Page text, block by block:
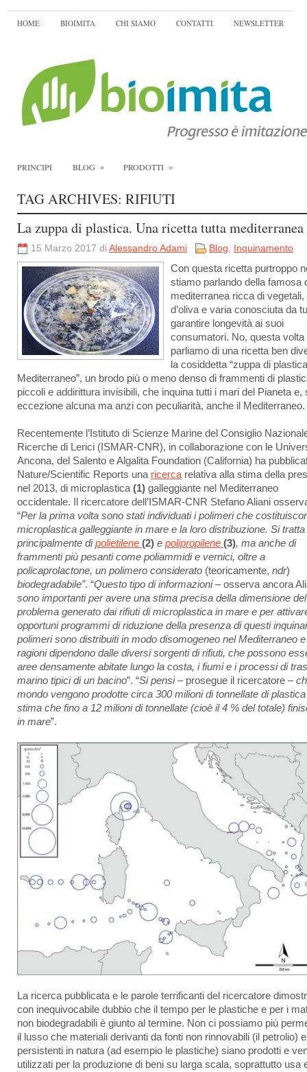
HOME BIOIMITA CHI SIAMO CONTATTI NEWSLETTER
PRINCIPI BLOG » PRODOTTI »
TAG ARCHIVES: RIFIUTI
La zuppa di plastica. Una ricetta tutta mediterranea
15 Marzo 2017 di Alessandro Adami Blog, Inquinamento
Con questa ricetta purtroppo
stiamo parlando della famosa
mediterranea ricca di vegetali,
d’oliva e varia conosciuta da
garantire longevità ai suoi
consumatori. No, questa volta
parliamo di una ricetta ben
la cosiddetta “zuppa di
Mediterraneo”, un brodo più o meno denso di frammenti di
piccoli e addirittura invisibili, che inquina tutti i mari del Pianeta e,
eccezione alcuna ma anzi con peculiarità, anche il Mediterraneo.
Recentemente l’Istituto di Scienze Marine del Consiglio
Ricerche di Lerici (ISMAR-CNR), in collaborazione con le
Ancona, del Salento e Algalita Foundation (California) ha
Nature/Scientific Reports una ricerca relativa alla stima della
nel 2013, di microplastica (1) galleggiante nel Mediterraneo
occidentale. Il ricercatore dell’ISMAR-CNR Stefano Aliani
“Per la prima volta sono stati individuati i polimeri che
microplastica galleggiante in mare e la loro distribuzione. Si tratta
principalmente dipolietilene (2) e polipropilene (3), ma anche di
frammenti più pesanti come poliammidi e vernici, oltre a
policaprolactone, un polimero considerato (teoricamente, ndr)
biodegradabile”. “Questo tipo di informazioni– osserva ancora
sono importanti per avere una stima precisa della dimensione del
problema generato dai rifiuti di microplastica in mare e per
opportuni programmi di riduzione della presenza di questi
polimeri sono distribuiti in modo disomogeneo nel Mediterraneo
ragioni dipendono dalle diversi sorgenti di rifiuti, che possono
aree densamente abitate lungo la costa, i fiumi e i processi di
marino tipici di un bacino”. “Si pensi– prosegue il ricercatore –
mondo vengono prodotte circa 300 milioni di tonnellate di
stima che fino a 12 milioni di tonnellate (cioè il 4 % del totale)
in mare”.
La ricerca pubblicata e le parole terrificanti del ricercatore
con inequivocabile dubbio che il tempo per le plastiche e per i
non biodegradabili è giunto al termine. Non ci possiamo più
il lusso che materiali derivanti da fonti non rinnovabili (il petrolio) e
persistenti in natura (ad esempio le plastiche) siano prodotti e
utilizzati per la produzione di beni su larga scala, soprattutto usa